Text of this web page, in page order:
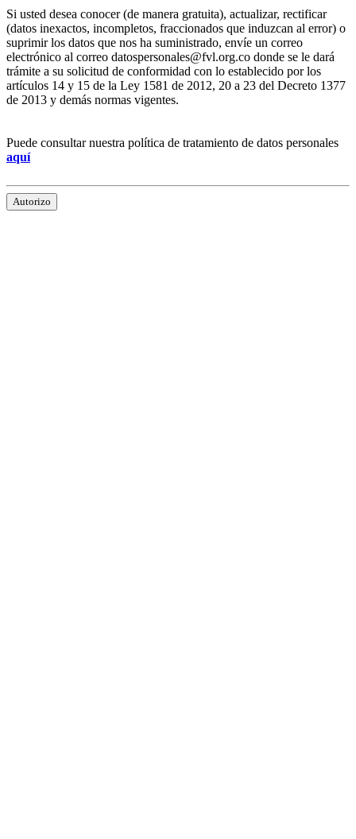
Si usted desea conocer (de manera gratuita), actualizar, rectificar
(datos inexactos, incompletos, fraccionados que induzcan al error) o
suprimir los datos que nos ha suministrado, envíe un correo
electrónico al correo datospersonales@fvl.org.co donde se le dará
trámite a su solicitud de conformidad con lo establecido por los
artículos 14 y 15 de la Ley 1581 de 2012, 20 a 23 del Decreto 1377
de 2013 y demás normas vigentes.
Puede consultar nuestra política de tratamiento de datos personales
aquí
Autorizo